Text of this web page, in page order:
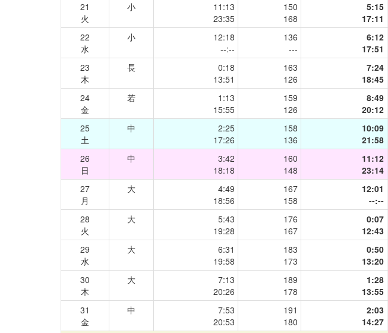
21
火
小
11:13
23:35
150
168
5:15
17:11
22
水
小
12:18
--:--
136
---
6:12
17:51
23
木
長
0:18
13:51
163
126
7:24
18:45
24
金
若
1:13
15:55
159
126
8:49
20:12
25
土
中
2:25
17:26
158
136
10:09
21:58
26
日
中
3:42
18:18
160
148
11:12
23:14
27
月
大
4:49
18:56
167
158
12:01
--:--
28
火
大
5:43
19:28
176
167
0:07
12:43
29
水
大
6:31
19:58
183
173
0:50
13:20
30
木
大
7:13
20:26
189
178
1:28
13:55
31
金
中
7:53
20:53
191
180
2:03
14:27